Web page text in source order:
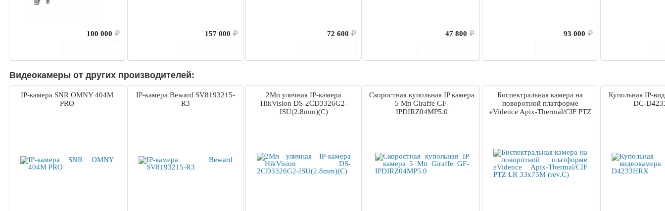
100 000 ₽
157 000 ₽
72 600 ₽
47 800 ₽
93 000 ₽
Видеокамеры от других производителей:
IP-камера SNR OMNY 404M
PRO
IP-камера Beward SV8193215-
R3
2Мп уличная IP-камера
HikVision DS-2CD3326G2-
ISU(2.8mm)(C)
Скоростная купольная IP камера
5 Мп Giraffe GF-
IPDIRZ04MP5.0
Биспектральная камера на
поворотной платформе
eVidence Apix-Thermal/CIF PTZ
Купольная IP-
DC-